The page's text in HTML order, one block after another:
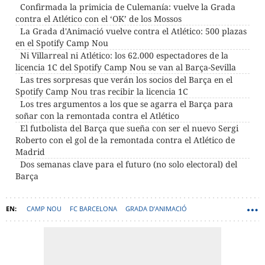
Confirmada la primicia de Culemanía: vuelve la Grada
contra el Atlético con el ‘OK’ de los Mossos
La Grada d'Animació vuelve contra el Atlético: 500 plazas
en el Spotify Camp Nou
Ni Villarreal ni Atlético: los 62.000 espectadores de la
licencia 1C del Spotify Camp Nou se van al Barça-Sevilla
Las tres sorpresas que verán los socios del Barça en el
Spotify Camp Nou tras recibir la licencia 1C
Los tres argumentos a los que se agarra el Barça para
soñar con la remontada contra el Atlético
El futbolista del Barça que sueña con ser el nuevo Sergi
Roberto con el gol de la remontada contra el Atlético de
Madrid
Dos semanas clave para el futuro (no solo electoral) del
Barça
CAMP NOU FC BARCELONA GRADA D’ANIMACIÓ